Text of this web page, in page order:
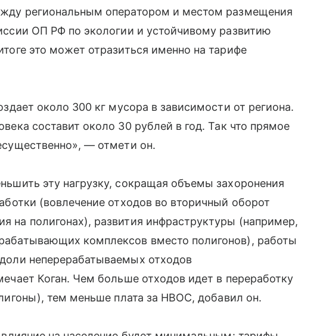
региональным оператором и местом размещения
ОП РФ по экологии и устойчивому развитию
это может отразиться именно на тарифе
около 300 кг мусора в зависимости от региона.
составит около 30 рублей в год. Так что прямое
— отмети он.
эту нагрузку, сокращая объемы захоронения
(вовлечение отходов во вторичный оборот
на полигонах), развития инфраструктуры (например,
комплексов вместо полигонов), работы
неперерабатываемых отходов
Коган. Чем больше отходов идет в переработку
тем меньше плата за НВОС, добавил он.